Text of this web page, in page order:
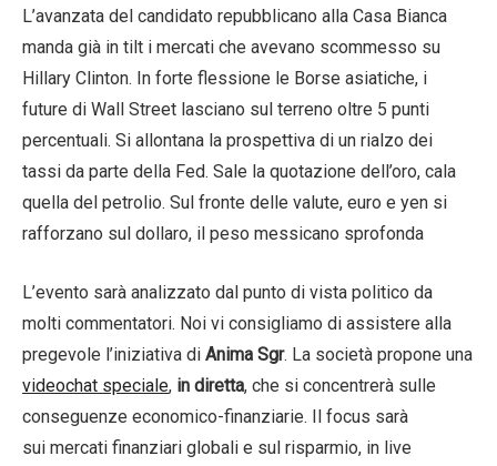
L’avanzata del candidato repubblicano alla Casa Bianca
manda già in tilt i mercati che avevano scommesso su
Hillary Clinton. In forte flessione le Borse asiatiche, i
future di Wall Street lasciano sul terreno oltre 5 punti
percentuali. Si allontana la prospettiva di un rialzo dei
tassi da parte della Fed. Sale la quotazione dell’oro, cala
quella del petrolio. Sul fronte delle valute, euro e yen si
rafforzano sul dollaro, il peso messicano sprofonda
L’evento sarà analizzato dal punto di vista politico da
molti commentatori. Noi vi consigliamo di assistere alla
pregevole l’iniziativa di Anima Sgr. La società propone una
videochat speciale, in diretta, che si concentrerà sulle
conseguenze economico-finanziarie. Il focus sarà
sui mercati finanziari globali e sul risparmio, in live